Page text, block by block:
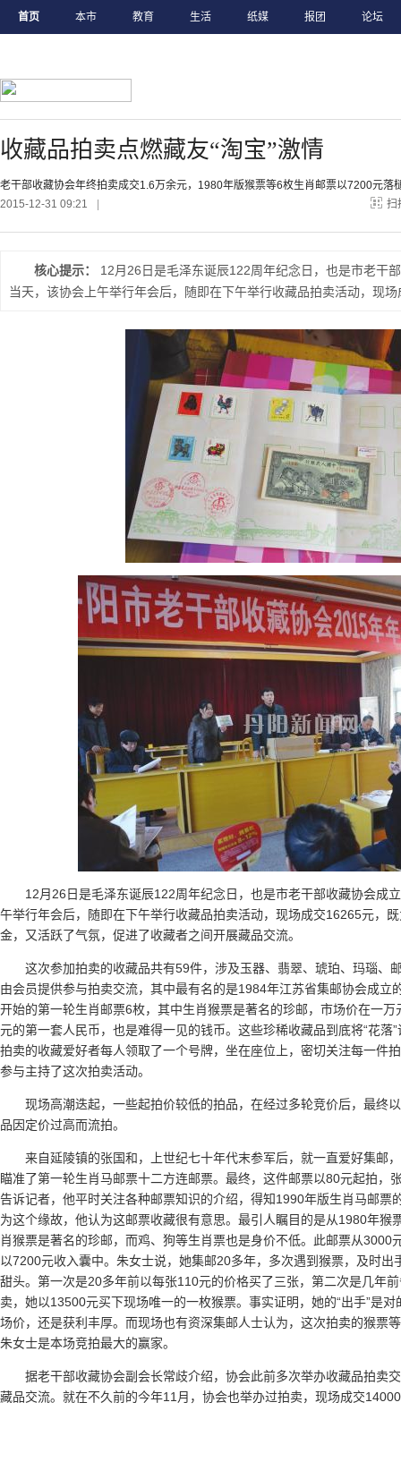
首页 本市 教育 生活 纸媒 报团 论坛
收藏品拍卖点燃藏友“淘宝”激情
老干部收藏协会年终拍卖成交1.6万余元，1980年版猴票等6枚生肖邮票以7200元落
2015-12-31 09:21
扫
核心提示：
12月26日是毛泽东诞辰122周年纪念日，也是市老干
当天，该协会上午举行年会后，随即在下午举行收藏品拍卖活动，现
12月26日是毛泽东诞辰122周年纪念日，也是市老干部收藏协会成
午举行年会后，随即在下午举行收藏品拍卖活动，现场成交16265元，
金，又活跃了气氛，促进了收藏者之间开展藏品交流。
这次参加拍卖的收藏品共有59件，涉及玉器、翡翠、琥珀、玛瑙、
由会员提供参与拍卖交流，其中最有名的是1984年江苏省集邮协会成立
开始的第一轮生肖邮票6枚，其中生肖猴票是著名的珍邮，市场价在一
元的第一套人民币，也是难得一见的钱币。这些珍稀收藏品到底将“花落
拍卖的收藏爱好者每人领取了一个号牌，坐在座位上，密切关注每一件
参与主持了这次拍卖活动。
现场高潮迭起，一些起拍价较低的拍品，在经过多轮竞价后，最终
品因定价过高而流拍。
来自延陵镇的张国和，上世纪七十年代末参军后，就一直爱好集邮
瞄准了第一轮生肖马邮票十二方连邮票。最终，这件邮票以80元起拍，
告诉记者，他平时关注各种邮票知识的介绍，得知1990年版生肖马邮票
为这个缘故，他认为这邮票收藏很有意思。最引人瞩目的是从1980年猴
肖猴票是著名的珍邮，而鸡、狗等生肖票也是身价不低。此邮票从3000
以7200元收入囊中。朱女士说，她集邮20多年，多次遇到猴票，及时出
甜头。第一次是20多年前以每张110元的价格买了三张，第二次是几年
卖，她以13500元买下现场唯一的一枚猴票。事实证明，她的“出手”是
场价，还是获利丰厚。而现场也有资深集邮人士认为，这次拍卖的猴票
朱女士是本场竞拍最大的赢家。
据老干部收藏协会副会长常歧介绍，协会此前多次举办收藏品拍卖
藏品交流。就在不久前的今年11月，协会也举办过拍卖，现场成交